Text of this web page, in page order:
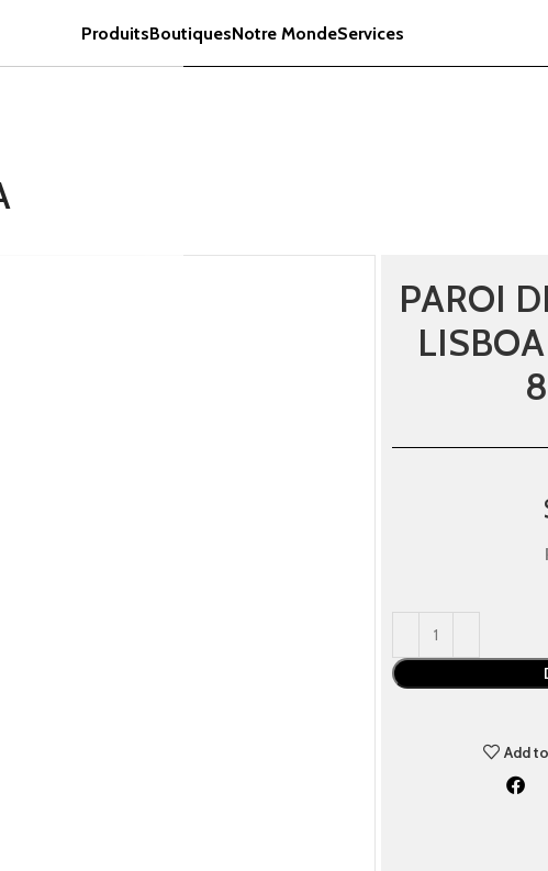
ProduitsBoutiquesNotre MondeServices
PAROI
Add